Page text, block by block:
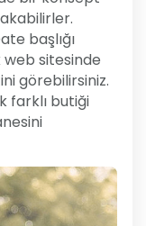
başlığı
web sitesinde
görebilirsiniz.
farklı butiği